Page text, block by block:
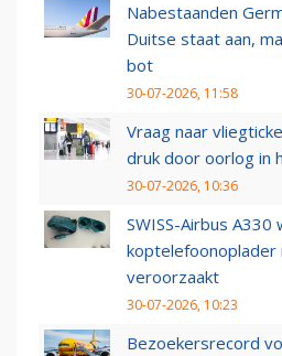
Nabestaanden
Duitse staat aan,
bot
30-07-2026, 11:58
Vraag naar
druk door oorlog in
30-07-2026, 10:36
SWISS-Airbus
koptelefoonoplader
veroorzaakt
30-07-2026, 10:23
Bezoekersrecord